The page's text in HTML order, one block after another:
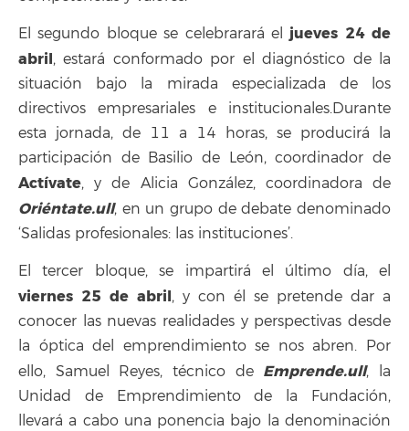
El segundo bloque se celebrarará eljueves 24 de
abril, estará conformado por el diagnóstico de la
situación bajo la mirada especializada de los
directivos empresariales e institucionales.Durante
esta jornada, de 11 a 14 horas, se producirá la
participación de Basilio de León, coordinador de
Actívate, y de Alicia González, coordinadora de
Oriéntate.ull, en un grupo de debate denominado
‘Salidas profesionales: las instituciones’.
El tercer bloque, se impartirá el último día, el
viernes 25 de abril, y con él se pretende dar a
conocer las nuevas realidades y perspectivas desde
la óptica del emprendimiento se nos abren. Por
ello, Samuel Reyes, técnico de Emprende.ull, la
Unidad de Emprendimiento de la Fundación,
llevará a cabo una ponencia bajo la denominación